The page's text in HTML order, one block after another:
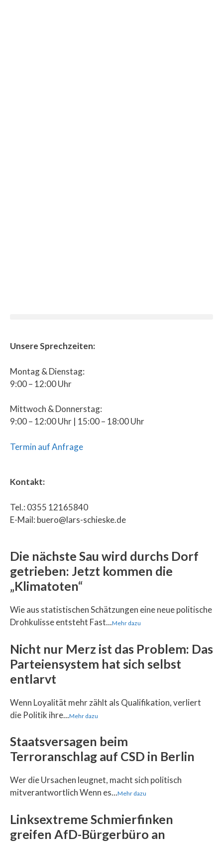
Unsere Sprechzeiten:
Montag & Dienstag:
9:00 – 12:00 Uhr
Mittwoch & Donnerstag:
9:00 – 12:00 Uhr | 15:00 – 18:00 Uhr
Termin auf Anfrage
Kontakt:
Tel.: 0355 12165840
E-Mail: buero@lars-schieske.de
Die nächste Sau wird durchs Dorf
getrieben: Jetzt kommen die
„Klimatoten“
Wie aus statistischen Schätzungen eine neue politische
Drohkulisse entsteht Fast...Mehr dazu
Nicht nur Merz ist das Problem: Das
Parteiensystem hat sich selbst
entlarvt
Wenn Loyalität mehr zählt als Qualifikation, verliert
die Politik ihre...Mehr dazu
Staatsversagen beim
Terroranschlag auf CSD in Berlin
Wer die Ursachen leugnet, macht sich politisch
mitverantwortlich Wenn es...Mehr dazu
Linksextreme Schmierfinken
greifen AfD-Bürgerbüro an